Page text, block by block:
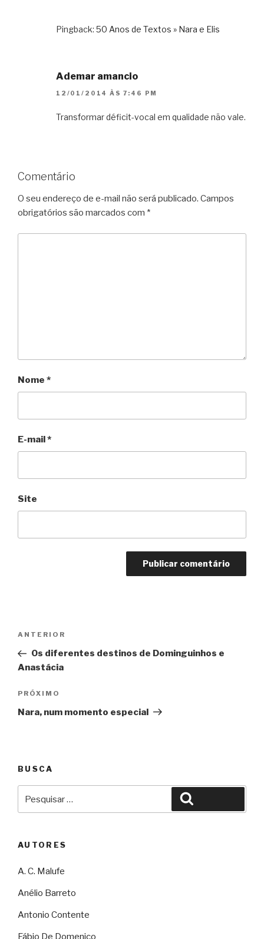
Pingback: 50 Anos de Textos » Nara e Elis
Ademar amancio
12/01/2014 ÀS 7:46 PM
Transformar déficit-vocal em qualidade não vale.
Comentário
O seu endereço de e-mail não será publicado. Campos
obrigatórios são marcados com *
Nome *
E-mail*
Site
Post
Anterior
ANTERIOR
Os diferentes destinos de Dominguinhos e
Anastácia
Próximo
PRÓXIMO
Nara, num momento especial
BUSCA
por:
AUTORES
A. C. Malufe
Anélio Barreto
Antonio Contente
Fábio De Domenico